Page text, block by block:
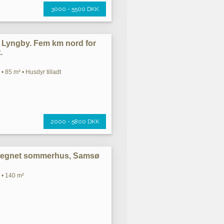
3000 - 5500 DKK
Fem km nord for
85 m² • Husdyr tilladt
2000 - 5800 DKK
sommerhus, Samsø
140 m²